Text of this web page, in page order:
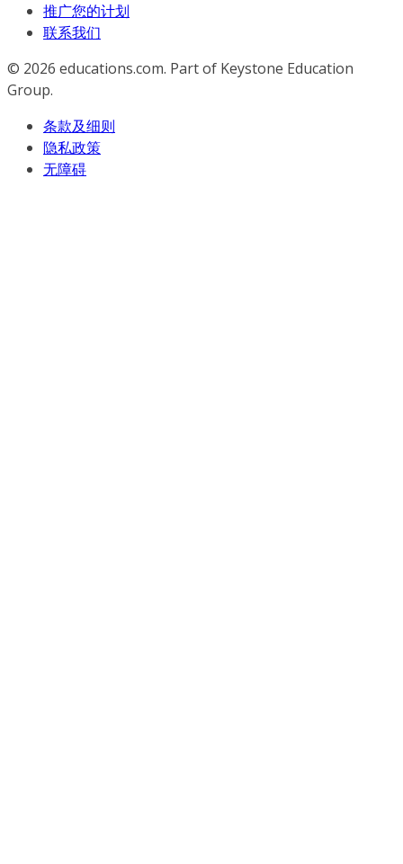
推广您的计划
联系我们
© 2026 educations.com. Part of Keystone Education
Group.
条款及细则
隐私政策
无障碍